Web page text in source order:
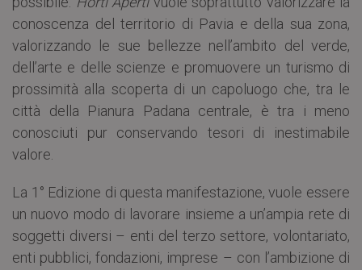
conoscenza del territorio di Pavia e della sua zona,
valorizzando le sue bellezze nell’ambito del verde,
dell’arte e delle scienze e promuovere un turismo di
prossimità alla scoperta di un capoluogo che, tra le
città della Pianura Padana centrale, è tra i meno
conosciuti pur conservando tesori di inestimabile
valore.
La 1° Edizione di questa manifestazione, vuole essere
un nuovo modo di lavorare insieme a un’ampia rete di
soggetti diversi – enti del terzo settore, volontariato,
enti pubblici, fondazioni, imprese – con l’ambizione di